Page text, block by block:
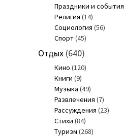
Праздники и события
Религия (14)
Социология (56)
Спорт(45)
Отдых(640)
Кино (120)
Книги (9)
Музыка (49)
Развлечения (7)
Рассуждения (23)
Стихи (84)
Туризм (268)